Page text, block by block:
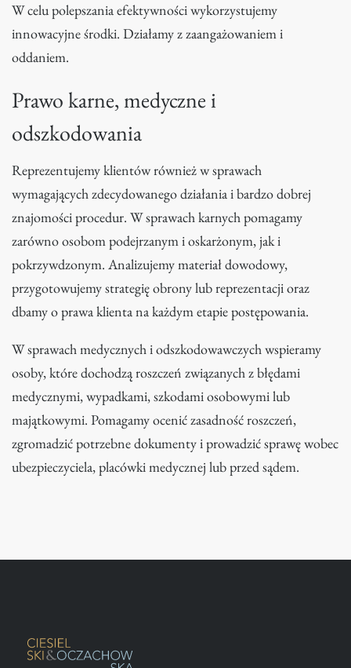
W celu polepszania efektywności wykorzystujemy
innowacyjne środki. Działamy z zaangażowaniem i
oddaniem.
Prawo karne, medyczne i
odszkodowania
Reprezentujemy klientów również w sprawach
wymagających zdecydowanego działania i bardzo dobrej
znajomości procedur. W sprawach karnych pomagamy
zarówno osobom podejrzanym i oskarżonym, jak i
pokrzywdzonym. Analizujemy materiał dowodowy,
przygotowujemy strategię obrony lub reprezentacji oraz
dbamy o prawa klienta na każdym etapie postępowania.
W sprawach medycznych i odszkodowawczych wspieramy
osoby, które dochodzą roszczeń związanych z błędami
medycznymi, wypadkami, szkodami osobowymi lub
majątkowymi. Pomagamy ocenić zasadność roszczeń,
zgromadzić potrzebne dokumenty i prowadzić sprawę wobec
ubezpieczyciela, placówki medycznej lub przed sądem.